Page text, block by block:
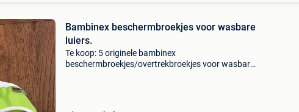
Bambinex beschermbroekjes voor wasbare
luiers.
Te koop: 5 originele bambinex
beschermbroekjes/overtrekbroekjes voor wasbare